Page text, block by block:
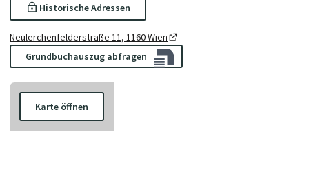
Historische Adressen
Neulerchenfelderstraße 11, 1160 Wien
Grundbuchauszug abfragen
Karte öffnen